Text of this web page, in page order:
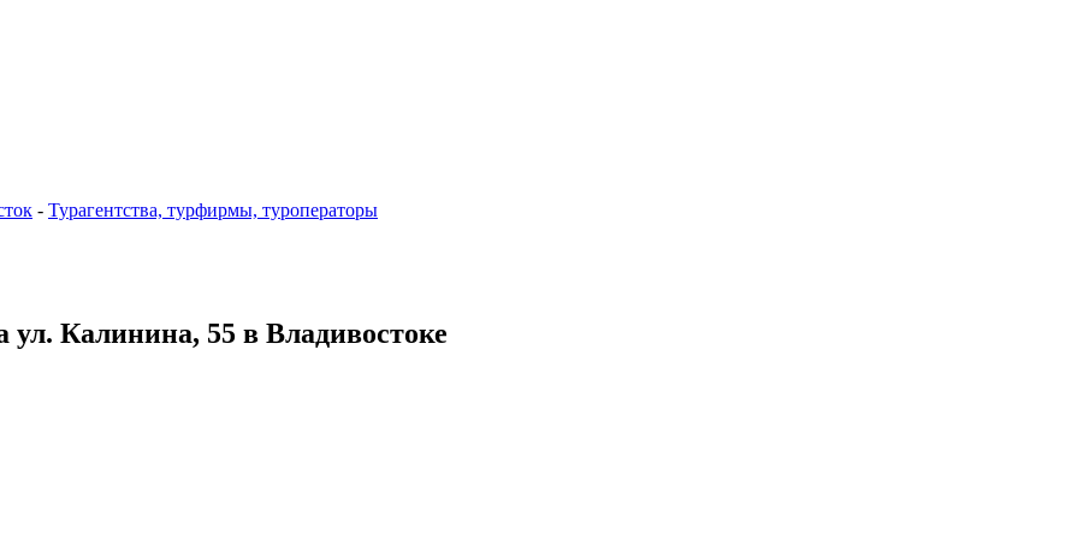
- Турагентства, турфирмы, туроператоры
Калинина, 55 в Владивостоке